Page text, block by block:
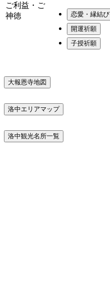
ご利益・ご
神徳
恋愛・縁結び
開運祈願
子授祈願
大報恩寺地図
洛中エリアマップ
洛中観光名所一覧